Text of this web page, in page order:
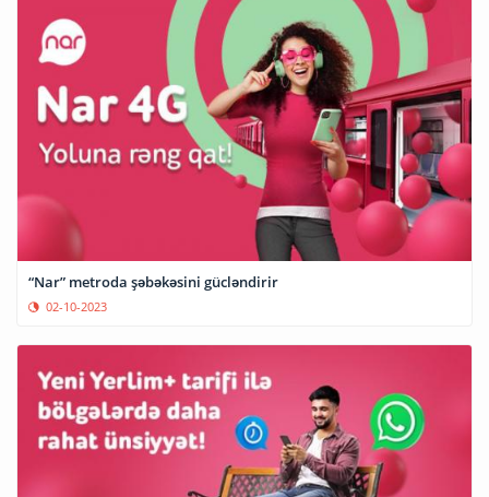
“Nar” metroda şəbəkəsini gücləndirir
02-10-2023